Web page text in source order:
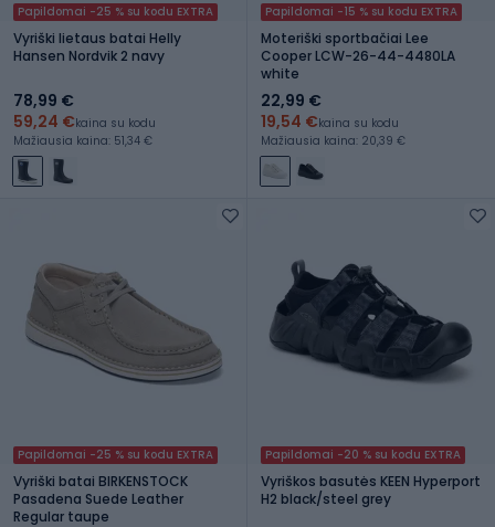
Papildomai -25 % su kodu EXTRA
Vyriški lietaus batai Helly
Hansen Nordvik 2 navy
78,99 €
59,24 €kaina su kodu
Mažiausia kaina: 51,34 €
Papildomai -15 % su kodu EXTRA
Moteriški sportbačiai Lee
Cooper LCW-26-44-4480LA
white
22,99 €
19,54 €kaina su kodu
Mažiausia kaina: 20,39 €
Papildomai -25 % su kodu EXTRA
Vyriški batai BIRKENSTOCK
Pasadena Suede Leather
Regular taupe
Papildomai -20 % su kodu EXTRA
Vyriškos basutės KEEN Hyperport
H2 black/steel grey